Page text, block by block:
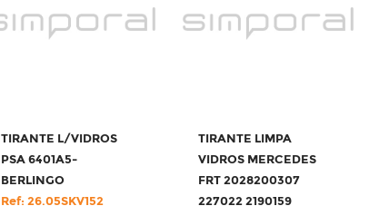
TIRANTE L/VIDROS
PSA 6401A5-
BERLINGO
Ref: 26.05SKV152
TIRANTE LIMPA
VIDROS MERCEDES
FRT 2028200307
227022 2190159